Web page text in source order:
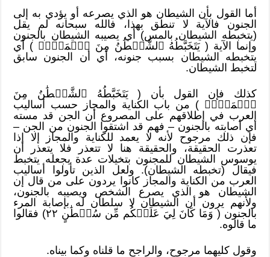
أما القول بأن الشيطان هو الذي يصرعه أو يؤدي به إلى
الجنون فالآية لا تنطق بهذا، فالله سبحانه لم يقل
(يتخبطه الشيطان بالمس) أي يصيبه الشيطان بالجنون
وإنما الآية ( يَتَخَبَّطُهُ ٱلشَّيۡطَٰنُ مِنَ ٱلۡمَسِّۚ ) أي
يتخبطه الشيطان بسبب جنونه، أي أن الجنون سابق
لتخبط الشيطان.
كذلك فإن القول بأن ( يَتَخَبَّطُهُ ٱلشَّيۡطَٰنُ مِنَ
ٱلۡمَسِّۚ ) من باب الكناية والمجاز حسب أساليب
العرب في إطلاقهم على المصروع أن الجن قد مسته
أي أصابته بالجنون – فهم قد اشتقوا الجنون من الجن –
فإن ذلك مرجوح لأنه لا يعمد للكناية والمجاز إلا إذا
تعذرت الحقيقة، والحقيقة هنا لا تتعذر فلا يتعذر أن
يوسوس الشيطان للمجنون بتخيلات عدة يجعله يتخبط
فيقال (تخبطه الشيطان). ولعل الذين تأولوا أساليب
العرب من الكناية والمجاز كانوا يردون على من قال إن
الشيطان هو الذي يصرع الشخص ويصيبه بالجنون،
ولأنهم يرون أن الشيطان لا سلطان له بإصابة المرء
بالجنون ( وَمَا كَانَ لِيَ عَلَيۡكُم مِّن سُلۡطَٰنٍ ٢٢) فقالوا
ما قالوه.
وقول كليهما مرجوح، والراجح ما قلناه وكما بيناه.